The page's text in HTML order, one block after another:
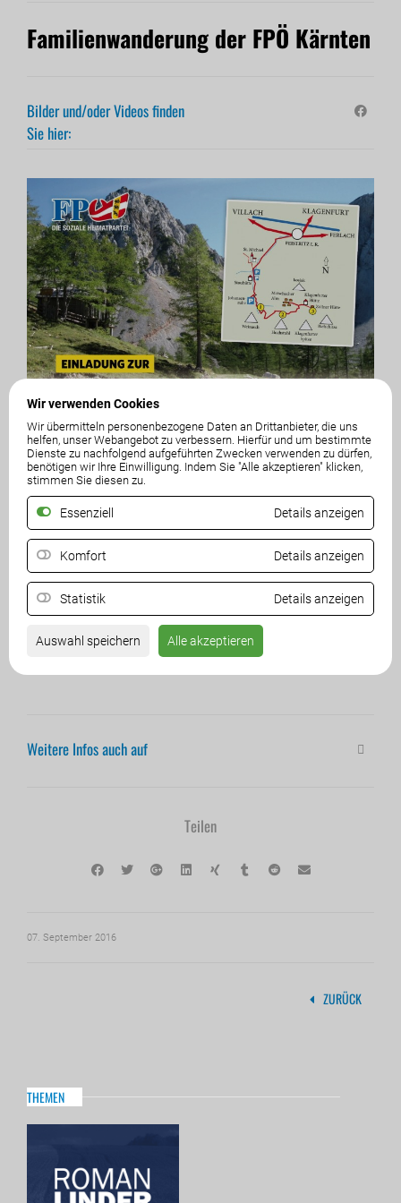
Wir verwenden Cookies
Wir übermitteln personenbezogene Daten an Drittanbieter, die uns
helfen, unser Webangebot zu verbessern. Hierfür und um bestimmte
Dienste zu nachfolgend aufgeführten Zwecken verwenden zu dürfen,
benötigen wir Ihre Einwilligung. Indem Sie "Alle akzeptieren" klicken,
stimmen Sie diesen zu.
Essenziell Details anzeigen
Komfort Details anzeigen
Statistik Details anzeigen
Auswahl speichern Alle akzeptieren
Familienwanderung der FPÖ Kärnten
Bilder und/oder Videos finden
Sie hier:
Weitere Infos auch auf
Teilen
07. September 2016
ZURÜCK
THEMEN